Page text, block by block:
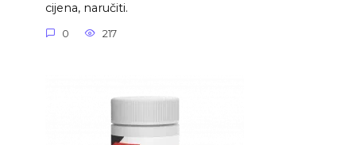
cijena, naručiti.
0 217